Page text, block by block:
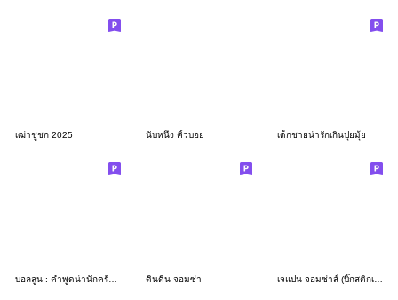
เฒ่าชูชก 2025 นับหนึ่ง คิ้วบอย เด็กชายน่ารักเกินปุยมุ้ย
ดินดิน จอมซ่า เจแปน จอมซ่าส์ (บิ๊กสติกเกอร์)